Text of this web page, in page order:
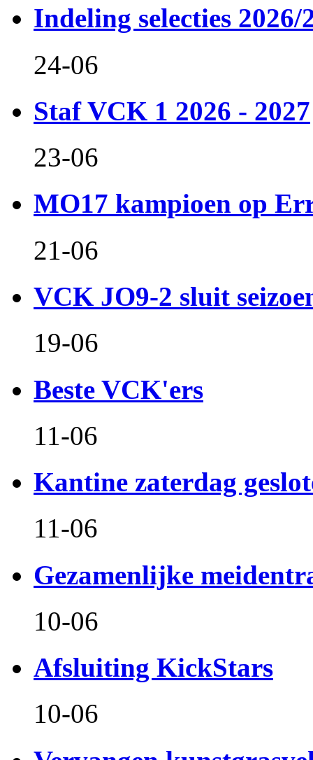
Indeling selecties 2026/
24-06
Staf VCK 1 2026 - 2027
23-06
MO17 kampioen op
21-06
VCK JO9-2 sluit
19-06
Beste VCK'ers
11-06
Kantine zaterdag
11-06
Gezamenlijke
10-06
Afsluiting KickStars
10-06